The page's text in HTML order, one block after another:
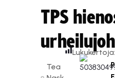
TPS
Tea
Lukukertoja: